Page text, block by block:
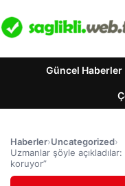
Güncel Haberler
Haberler›Uncategorized›
Uzmanlar şöyle
koruyor”